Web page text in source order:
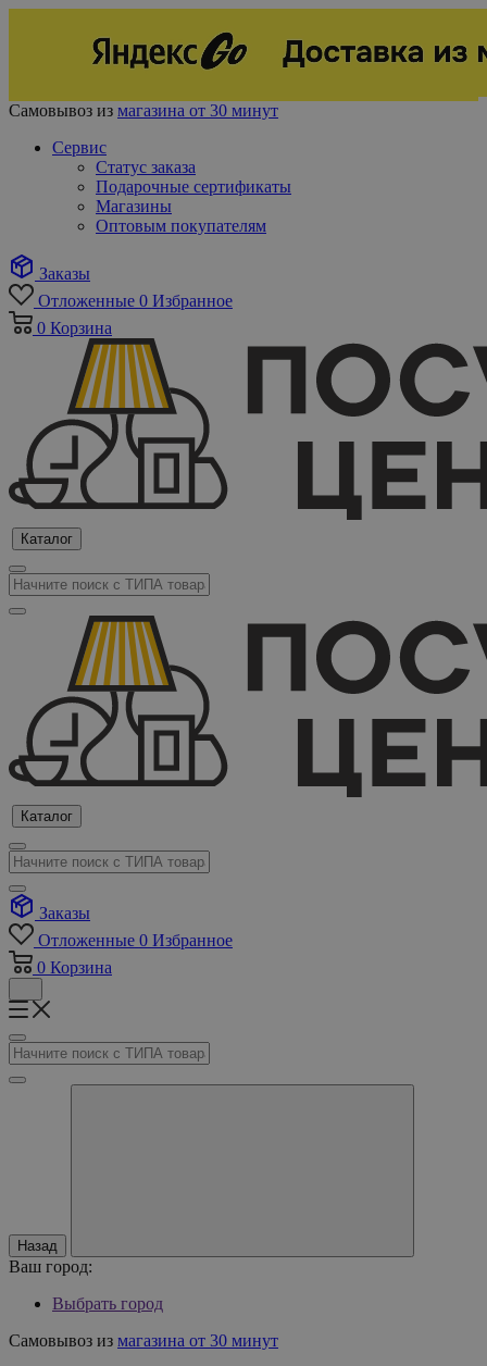
Самовывоз из магазина от 30 минут
Сервис
Статус заказа
Подарочные сертификаты
Магазины
Оптовым покупателям
Заказы
Отложенные 0 Избранное
0 Корзина
Каталог
Каталог
Заказы
Отложенные 0 Избранное
0 Корзина
Назад
Ваш город:
Выбрать город
Самовывоз из магазина от 30 минут